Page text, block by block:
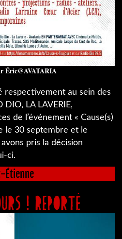
Éric@AVATARIA
respectivement au sein des
LA LAVERIE,
de l’événement « Cause(s)
le 30 septembre et le
pris la décision
ci.
Étienne
! reporté